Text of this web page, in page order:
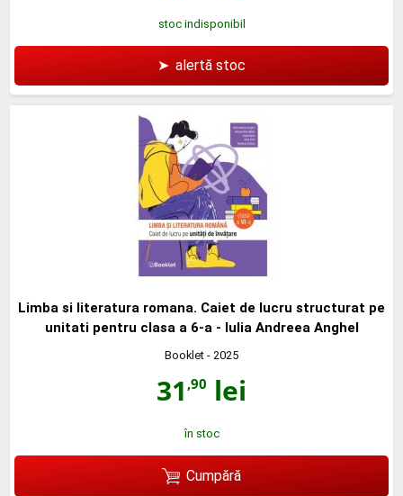
stoc indisponibil
➤ alertă stoc
Limba si literatura romana. Caiet de lucru structurat pe
unitati pentru clasa a 6-a - Iulia Andreea Anghel
Booklet - 2025
31 ,90 lei
în stoc
Cumpără